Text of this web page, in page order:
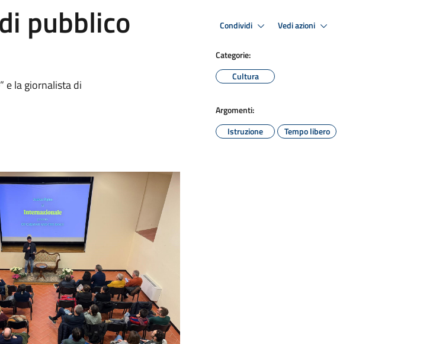
pubblico
e la giornalista di
Condividi Vedi azioni
Categorie:
Cultura
Argomenti:
Istruzione
Tempo libero